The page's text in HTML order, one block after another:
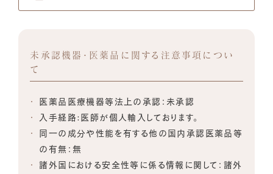
未承認機器・医薬品に関する注意事項につい
て
医薬品医療機器等法上の承認：未承認
入手経路:医師が個人輸入しております。
同一の成分や性能を有する他の国内承認医薬品等
の有無：無
諸外国における安全性等に係る情報に関して：諸外